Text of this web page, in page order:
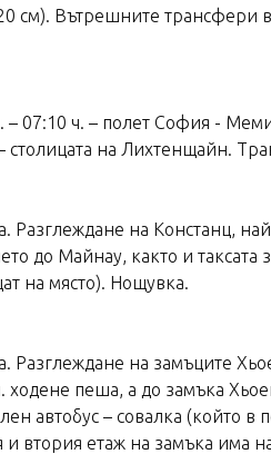
см). Вътрешните трансфери
– 07:10 ч. – полет София -
столицата на Лихтенщайн.
Разглеждане на Констанц,
до Майнау, както и таксата
на място). Нощувка.
Разглеждане на замъците
ходене пеша, а до замъка
автобус – совалка (който
и втория етаж на замъка има